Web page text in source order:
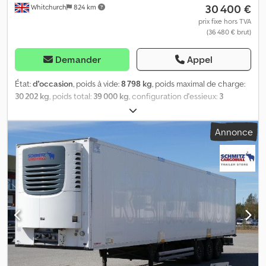
Whitchurch 824 km 30 400 €
prix fixe hors TVA
(36 480 € brut)
Demander Appel
État:d'occasion, poids à vide:8 798 kg, poids maximal de charge:
30 202 kg, poids total: 39 000 kg, configuration d'essieux: 3
, première immatriculation:
(TÜV):01/2027, longueur de l'espace de chargement:13 410 mm,
largeur de l’espace de chargement:
, hauteur de
l'espace de chargement:2 600 mm
, volume de l'espace de
chargement:
86 m³ , suspension: air , dimension des pneus:385/65
R22,5, empattement: 7 600 mm
, Année de
construction: 2019 , Équipement:
, Poids à
vide : 8 798 kg, poids total autorisé en charge (PTAC) : 39 000 kg,
dimensions de la zone de chargement (L x l x H) : 13 410 mm x
2 490 mm x 2 600 mm, taille des pneus : 385/65 R22,5, volume de la
zone de chargement : 86 m³, premier essieu : , deuxième essieu : ,
troisième essieu : , suspension pneumatique, protection
anticollision arrière, hayon élévateur : Dhollandia 2 T – plateforme
Annonce